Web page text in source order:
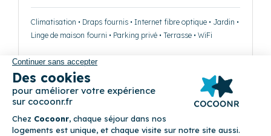
Climatisation • Draps fournis • Internet fibre optique • Jardin •
Linge de maison fourni • Parking privé • Terrasse • WiFi